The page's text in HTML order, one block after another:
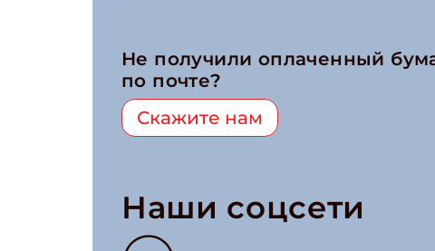
Не получили оплаченный
по почте?
Скажите нам
Наши соцсети